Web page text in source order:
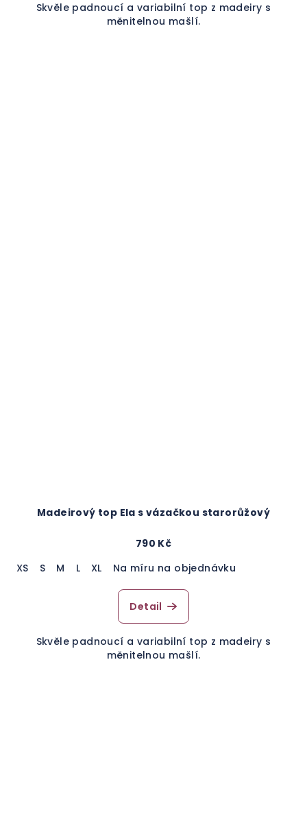
Skvěle padnoucí a variabilní top z madeiry s
měnitelnou mašlí.
Madeirový top Ela s vázačkou starorůžový
790 Kč
XS
S M L XL Na míru na objednávku
Detail
Skvěle padnoucí a variabilní top z madeiry s
měnitelnou mašlí.